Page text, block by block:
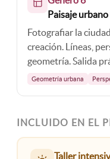
Paisaje
Fotografiar la
creación. Líneas,
geometría. Salida
Geometría urbana
INCLUIDO EN EL
Taller